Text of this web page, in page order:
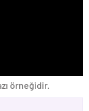
örneğidir.